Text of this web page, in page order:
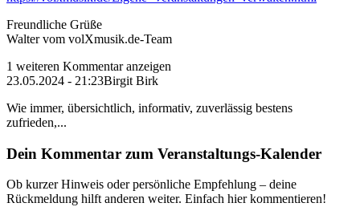
Freundliche Grüße
Walter vom volXmusik.de-Team
1 weiteren Kommentar anzeigen
23.05.2024 - 21:23Birgit Birk
Wie immer, übersichtlich, informativ, zuverlässig bestens
zufrieden,...
Dein Kommentar zum Veranstaltungs-Kalender
Ob kurzer Hinweis oder persönliche Empfehlung – deine
Rückmeldung hilft anderen weiter. Einfach hier kommentieren!